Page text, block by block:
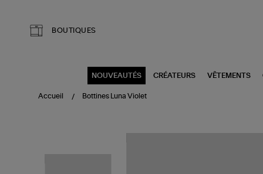
BOUTIQUES
NOUVEAUTÉS CRÉATEURS VÊTEMENTS
Accueil Bottines Luna Violet